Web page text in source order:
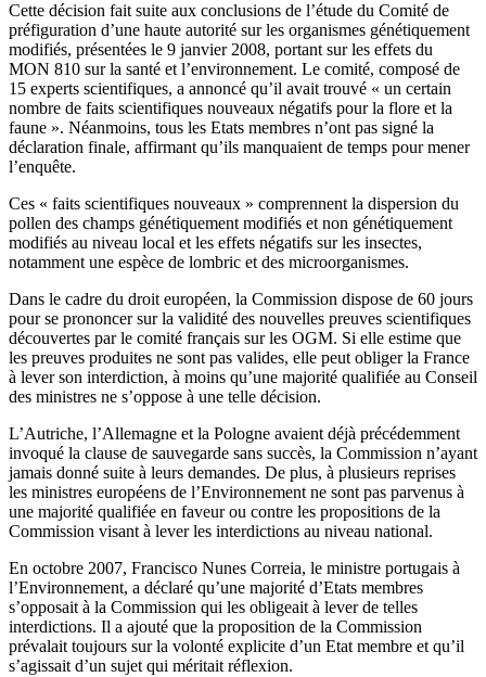
Cette décision fait suite aux conclusions de l’étude du Comité de
préfiguration d’une haute autorité sur les organismes génétiquement
modifiés, présentées le 9 janvier 2008, portant sur les effets du
MON 810 sur la santé et l’environnement. Le comité, composé de
15 experts scientifiques, a annoncé qu’il avait trouvé « un certain
nombre de faits scientifiques nouveaux négatifs pour la flore et la
faune ». Néanmoins, tous les Etats membres n’ont pas signé la
déclaration finale, affirmant qu’ils manquaient de temps pour mener
l’enquête.
Ces « faits scientifiques nouveaux » comprennent la dispersion du
pollen des champs génétiquement modifiés et non génétiquement
modifiés au niveau local et les effets négatifs sur les insectes,
notamment une espèce de lombric et des microorganismes.
Dans le cadre du droit européen, la Commission dispose de 60 jours
pour se prononcer sur la validité des nouvelles preuves scientifiques
découvertes par le comité français sur les OGM. Si elle estime que
les preuves produites ne sont pas valides, elle peut obliger la France
à lever son interdiction, à moins qu’une majorité qualifiée au Conseil
des ministres ne s’oppose à une telle décision.
L’Autriche, l’Allemagne et la Pologne avaient déjà précédemment
invoqué la clause de sauvegarde sans succès, la Commission n’ayant
jamais donné suite à leurs demandes. De plus, à plusieurs reprises
les ministres européens de l’Environnement ne sont pas parvenus à
une majorité qualifiée en faveur ou contre les propositions de la
Commission visant à lever les interdictions au niveau national.
En octobre 2007, Francisco Nunes Correia, le ministre portugais à
l’Environnement, a déclaré qu’une majorité d’Etats membres
s’opposait à la Commission qui les obligeait à lever de telles
interdictions. Il a ajouté que la proposition de la Commission
prévalait toujours sur la volonté explicite d’un Etat membre et qu’il
s’agissait d’un sujet qui méritait réflexion.